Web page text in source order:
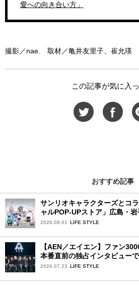
愛への向き合い方」
撮影／nae. 取材／亀井友里子、崔允瑛
この記事が気に入
おすすめ記事
サンリオキャラクターズとコ
ャルPOP-UPストア」広島・岩
2026.08.01 LIFE STYLE
【AEN／エイエン】ファン
本番直前の独占インタビュー
ーケース完全レポート！
2026.07.23 LIFE STYLE